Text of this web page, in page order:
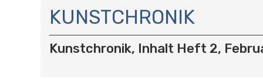
A
V
I
G
KUNSTCHRONIK
Kunstchronik, Inhalt Heft 2,